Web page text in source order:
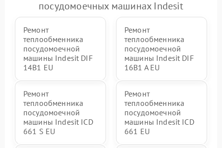
посудомоечных машинах Indesit
Ремонт
теплообменника
посудомоечной
машины Indesit DIF
14B1 EU
Ремонт
теплообменника
посудомоечной
машины Indesit DIF
16B1 A EU
Ремонт
теплообменника
посудомоечной
машины Indesit ICD
661 S EU
Ремонт
теплообменника
посудомоечной
машины Indesit ICD
661 EU